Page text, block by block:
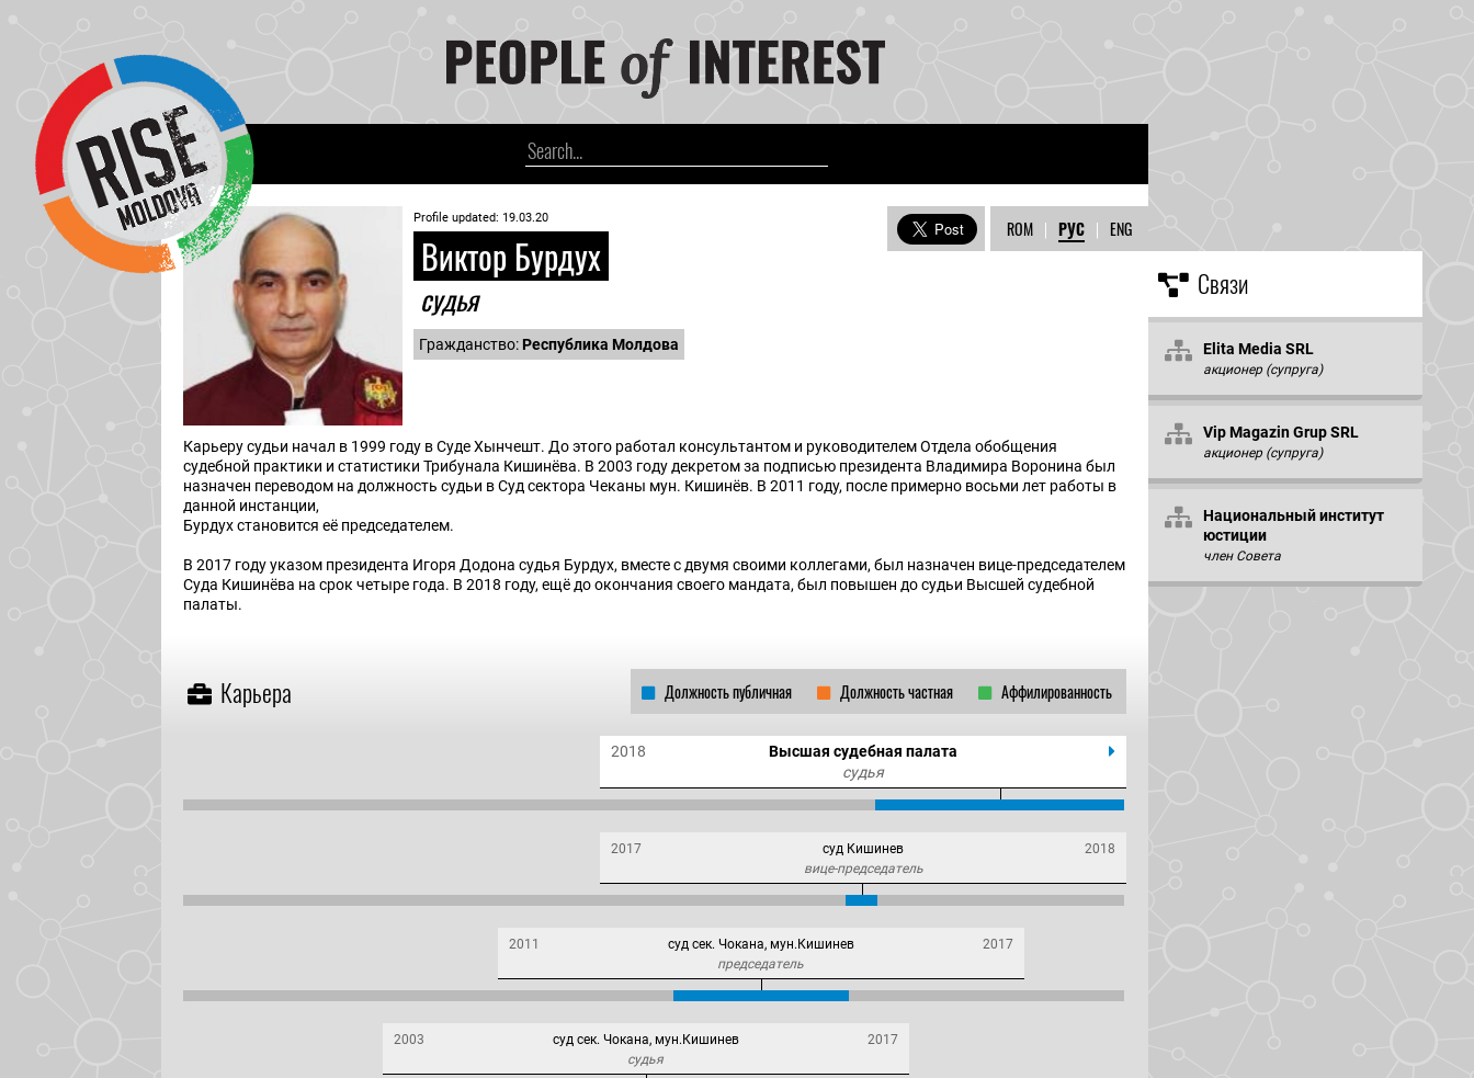
ENG
|
РУС
|
ROM
Profile updated: 19.03.20
Виктор Бурдух
судья
Гражданство: Республика Молдова
Карьеру судьи начал в 1999 году в Суде Хынчешт. До этого работал консультантом и руководителем Отдела обобщения
судебной практики и статистики Трибунала Кишинёва. В 2003 году декретом за подписью президента Владимира Воронина был
назначен переводом на должность судьи в Суд сектора Чеканы мун. Кишинёв. В 2011 году, после примерно восьми лет работы в
данной инстанции,
Бурдух становится её председателем.
В 2017 году указом президента Игоря Додона судья Бурдух, вместе с двумя своими коллегами, был назначен вице-председателем
Суда Кишинёва на срок четыре года. В 2018 году, ещё до окончания своего мандата, был повышен до судьи Высшей судебной
палаты.
Аффилированность
Должность частная
Должность публичная
Карьера
2018
Высшая судебная палата
судья
2017 суд Кишинев
2018
вице-председатель
2011 суд сек. Чокана, мун.Кишинев
2017
председатель
2003 суд сек. Чокана, мун.Кишинев
2017
судья
Связи
Elita Media SRL
акционер (супруга)
Vip Magazin Grup SRL
акционер (супруга)
Национальный институт
юстиции
член Совета